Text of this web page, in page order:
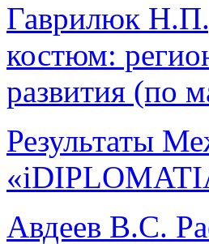
Гаврилюк
костюм:
развития (по
Результаты
Авдеев В.С.